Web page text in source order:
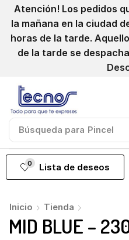
Atención! Los pedidos
la mañana en la ciudad
horas de la tarde.
de la tarde se
Búsqueda para Pincel
0 Lista de deseos
Inicio Tienda
MID BLUE –